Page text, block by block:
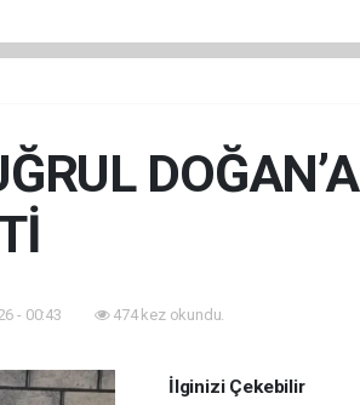
DOĞAN’A
- 00:43 474 kez okundu.
İlginizi Çekebilir